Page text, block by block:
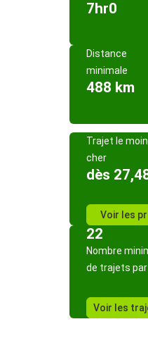
7hr0
Distance
minimale
488 km
Trajet le
cher
dès
Voir les
22
Nombre
de trajets
Voir les